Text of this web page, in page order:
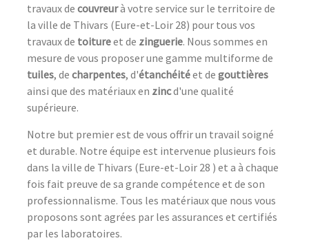
travaux de couvreurà votre service sur le territoire de
la ville de Thivars (Eure-et-Loir 28) pour tous vos
travaux de toitureet de zinguerie. Nous sommes en
mesure de vous proposer une gamme multiforme de
tuiles, de charpentes, d'étanchéitéet de gouttières
ainsi que des matériaux en zincd'une qualité
supérieure.
Notre but premier est de vous offrir un travail soigné
et durable. Notre équipe est intervenue plusieurs fois
dans la ville de Thivars (Eure-et-Loir 28 ) et a à chaque
fois fait preuve de sa grande compétence et de son
professionnalisme. Tous les matériaux que nous vous
proposons sont agrées par les assurances et certifiés
par les laboratoires.